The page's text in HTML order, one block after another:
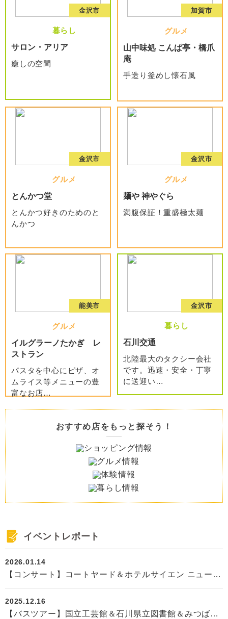
金沢市
暮らし
サロン・アリア
癒しの空間
加賀市
グルメ
山中味処 こんぱ亭・橋爪
庵
手造り釜めし懐石風
金沢市
グルメ
とんかつ堂
とんかつ好きのためのと
んかつ
金沢市
グルメ
麺や 神やぐら
満腹保証！重盛極太麺
能美市
グルメ
イルグラーノたかぎ レ
ストラン
パスタを中心にピザ、オ
ムライス等メニューの豊
富なお店…
金沢市
暮らし
石川交通
北陸最大のタクシー会社
です。迅速・安全・丁寧
に送迎い …
おすすめ店をもっと探そう！
G イベントレポート
2026.01.14
【コンサート】コートヤード＆ホテルサイエン ニューイヤーコンサート
2025.12.16
【バスツアー】国立工芸館＆石川県立図書館＆みつばちカフェ